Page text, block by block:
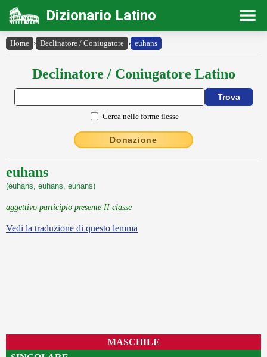
Dizionario Latino
Home › Declinatore / Coniugatore › euhans
Declinatore / Coniugatore Latino
Cerca nelle forme flesse
Donazione
euhans
(euhans, euhans, euhans)
aggettivo participio presente II classe
Vedi la traduzione di questo lemma
MASCHILE